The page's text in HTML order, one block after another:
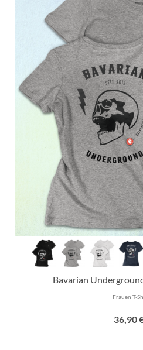
Bavarian
Frauen T-
36,90